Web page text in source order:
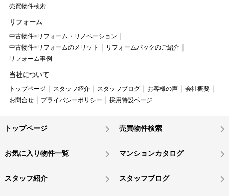
売買物件検索
リフォーム
中古物件×リフォーム・リノベーション
中古物件×リフォームのメリット
リフォームパックのご紹介
リフォーム事例
当社について
トップページ スタッフ紹介 スタッフブログ お客様の声
会社概要
お問合せ
プライバシーポリシー 採用特設ページ
トップページ 売買物件検索
お気に入り物件一覧 マンションカタログ
スタッフ紹介 スタッフブログ